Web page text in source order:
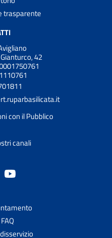
trasparente
42
con il Pubblico
canali